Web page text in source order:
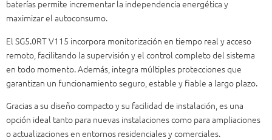
baterías permite incrementar la independencia energética y
maximizar el autoconsumo.
El SG5.0RT V115 incorpora monitorización en tiempo real y acceso
remoto, facilitando la supervisión y el control completo del sistema
en todo momento. Además, integra múltiples protecciones que
garantizan un funcionamiento seguro, estable y fiable a largo plazo.
Gracias a su diseño compacto y su facilidad de instalación, es una
opción ideal tanto para nuevas instalaciones como para ampliaciones
o actualizaciones en entornos residenciales y comerciales.